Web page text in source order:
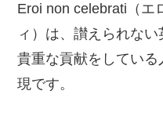
Eroi non celebrati（エ
ィ）は、讃えられない
貴重な貢献をしてい
現です。